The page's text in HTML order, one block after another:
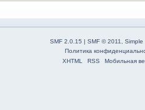
SMF 2.0.15 | SMF © 2011, Simple
Политика
XHTML
RSS Мобильная